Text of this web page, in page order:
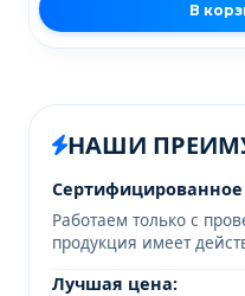
В
НАШИ
Сертифицированное
Работаем только с
продукция имеет
Лучшая цена: